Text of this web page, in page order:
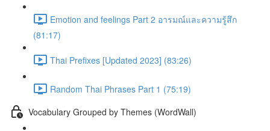
Emotion and feelings Part 2 อารมณ์และความรู้สึก
(81:17)
Thai Prefixes [Updated 2023] (83:26)
Random Thai Phrases Part 1 (75:19)
Vocabulary Grouped by Themes (WordWall)